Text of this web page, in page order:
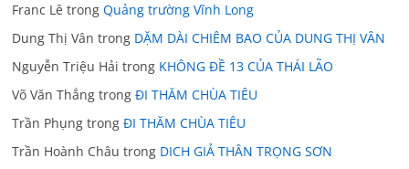
Franc Lê trongQuảng trường Vĩnh Long
Dung Thị Vân trong DẶM DÀI CHIÊM BAO CỦA DUNG THỊ VÂN
Nguyễn Triệu Hải trong KHÔNG ĐỀ 13 CỦA THÁI LÃO
Võ Văn Thắng trongĐI THĂM CHÙA TIÊU
Trần Phụng trongĐI THĂM CHÙA TIÊU
Trần Hoành Châu trong DICH GIẢ THÂN TRỌNG SƠN